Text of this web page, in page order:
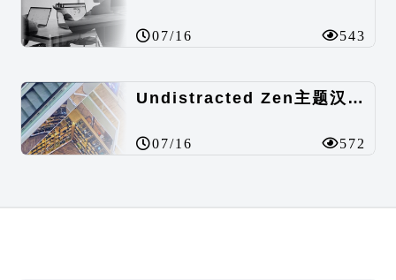
07/16 543
Undistracted Zen主题汉化包
07/16 572